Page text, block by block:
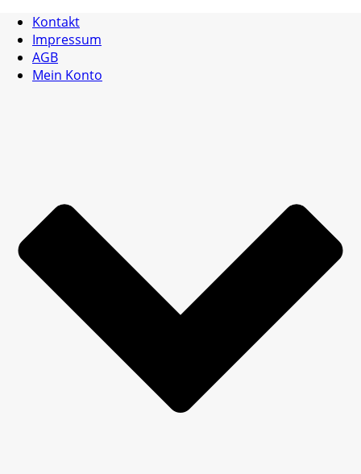
Kontakt
Impressum
AGB
Mein Konto